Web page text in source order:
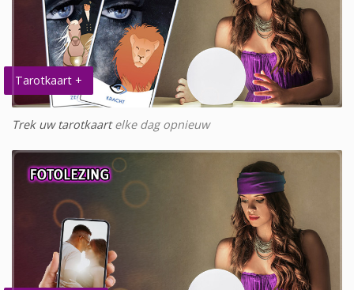
Tarotkaart +
Trek uw tarotkaartelke dag opnieuw